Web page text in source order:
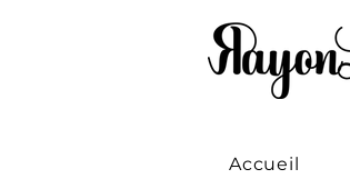
Accueil